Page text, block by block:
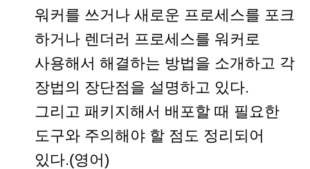
워커를 쓰거나 새로운 프로세스를 포크
하거나 렌더러 프로세스를 워커로
사용해서 해결하는 방법을 소개하고 각
장법의 장단점을 설명하고 있다.
그리고 패키지해서 배포할 때 필요한
도구와 주의해야 할 점도 정리되어
있다.(영어)